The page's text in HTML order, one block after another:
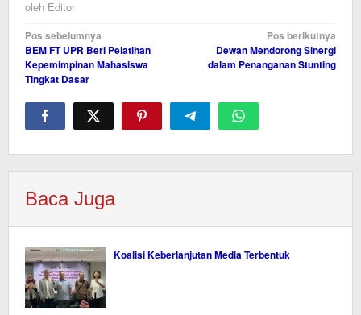
oleh Editor
Navigasi
pos
Pos sebelumnya
BEM FT UPR Beri Pelatihan
Kepemimpinan Mahasiswa
Tingkat Dasar
Pos berikutnya
Dewan Mendorong Sinergi
dalam Penanganan Stunting
Baca Juga
Koalisi Keberlanjutan Media Terbentuk